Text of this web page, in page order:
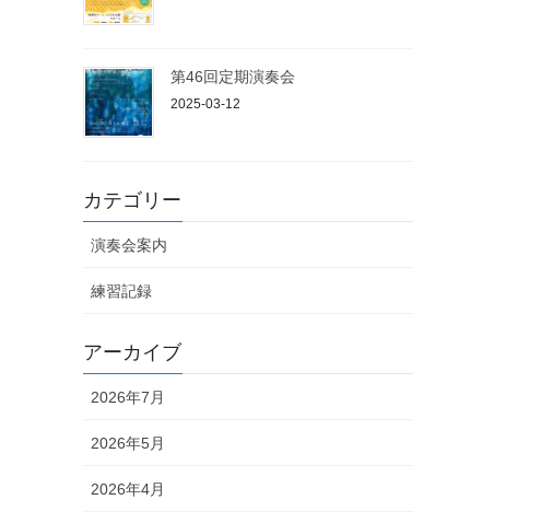
第46回定期演奏会
2025-03-12
カテゴリー
演奏会案内
練習記録
アーカイブ
2026年7月
2026年5月
2026年4月